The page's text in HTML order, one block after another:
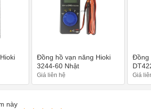
Đồng hồ vạn năng Hioki
3244-60 Nhật
Giá liên hệ
Đồng
Giá
này